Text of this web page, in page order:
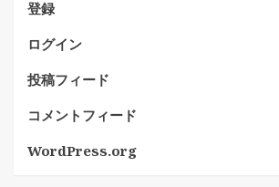
登録
ログイン
投稿フィード
コメントフィード
WordPress.org